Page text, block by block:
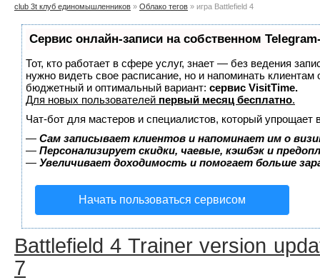
club 3t клуб единомышленников » Облако тегов » игра Battlefield 4
Сервис онлайн-записи на собственном
Тот, кто работает в сфере услуг, знает — без ведения
нужно видеть свое расписание, но и напоминать
бюджетный и оптимальный вариант: сервис VisitTime.
Для новых пользователей первый месяц бесплатно.
Чат-бот для мастеров и специалистов, который упрощает
— Сам записывает клиентов и напоминает им о
— Персонализирует скидки, чаевые, кэшбэк и
— Увеличивает доходимость и помогает больше
Начать пользоваться сервисом
Battlefield 4 Trainer version
7